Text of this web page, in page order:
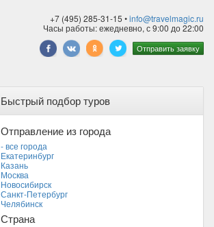
+7 (495) 285-31-15 •info@travelmagic.ru
Часы работы: ежедневно, с 9:00 до 22:00
Отправить заявку
Быстрый подбор туров
Отправление из города
- все города
Екатеринбург
Казань
Москва
Новосибирск
Санкт-Петербург
Челябинск
Страна